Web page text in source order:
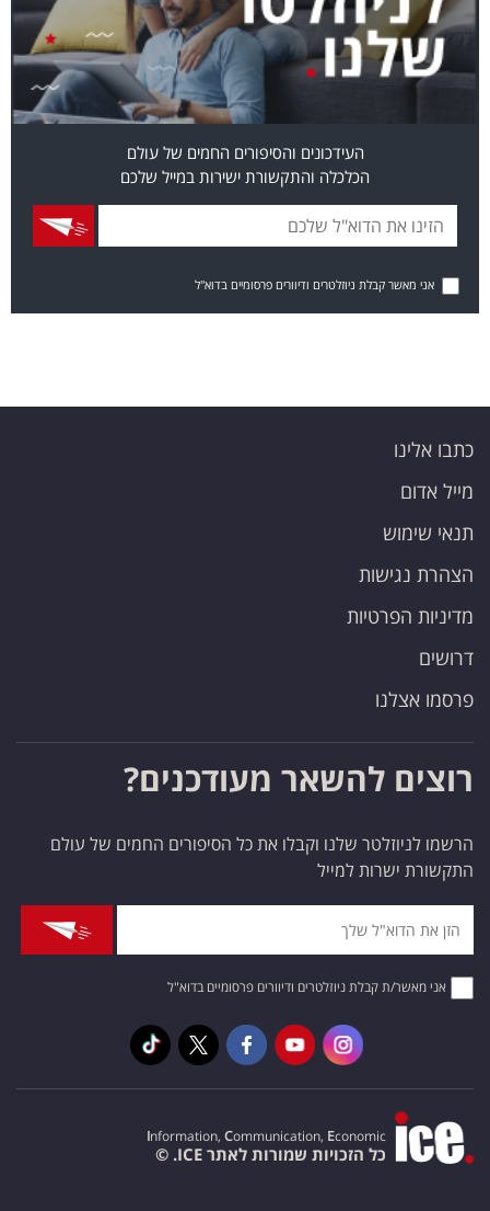
העידכונים והסיפורים החמים של עולם
הכלכלה והתקשורת ישירות במייל שלכם
אני מאשר קבלת ניוזלטרים ודיוורים פרסומיים בדוא"ל
כתבו אלינו
מייל אדום
תנאי שימוש
הצהרת נגישות
מדיניות הפרטיות
דרושים
פרסמו אצלנו
רוצים להשאר מעודכנים?
הרשמו לניוזלטר שלנו וקבלו את כל הסיפורים החמים של עולם
התקשורת ישרות למייל
אני מאשר/ת קבלת ניוזלטרים ודיוורים פרסומיים בדוא"ל
Information, Communication, Economic
כל הזכויות שמורות לאתר ICE. ©